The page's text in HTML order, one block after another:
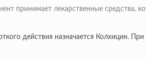
принимает лекарственные средства,
действия назначается Колхицин. При